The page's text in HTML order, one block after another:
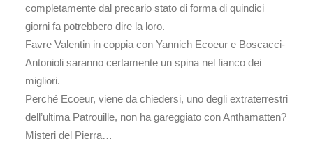
completamente dal precario stato di forma di quindici
giorni fa potrebbero dire la loro.
Favre Valentin in coppia con Yannich Ecoeur e Boscacci-
Antonioli saranno certamente un spina nel fianco dei
migliori.
Perché Ecoeur, viene da chiedersi, uno degli extraterrestri
dell’ultima Patrouille, non ha gareggiato con Anthamatten?
Misteri del Pierra…